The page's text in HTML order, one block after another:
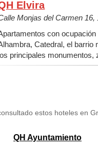
Elvira
Monjas del Carmen 16,
con
Catedral, el barrio
principales monumentos,
estos hoteles en
QH Ayuntamiento